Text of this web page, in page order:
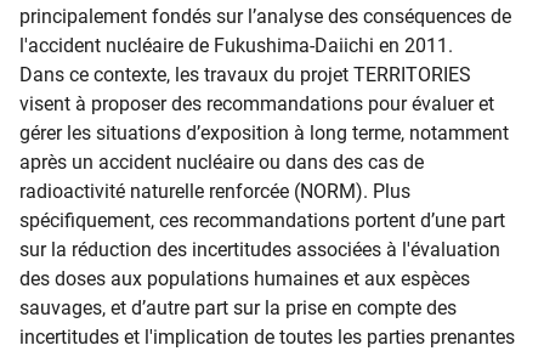
principalement fondés sur l’analyse des conséquences de
l'accident nucléaire de Fukushima-Daiichi en 2011.
Dans ce contexte, les travaux du projet TERRITORIES
visent à proposer des recommandations pour évaluer et
gérer les situations d’exposition à long terme, notamment
après un accident nucléaire ou dans des cas de
radioactivité naturelle renforcée (NORM). Plus
spécifiquement, ces recommandations portent d’une part
sur la réduction des incertitudes associées à l'évaluation
des doses aux populations humaines et aux espèces
sauvages, et d’autre part sur la prise en compte des
incertitudes et l'implication de toutes les parties prenantes